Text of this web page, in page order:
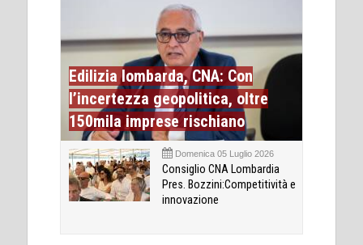
Edilizia lombarda, CNA: Con
l’incertezza geopolitica, oltre
150mila imprese rischiano
Domenica 05 Luglio 2026
Consiglio CNA Lombardia
Pres. Bozzini:Competitività e
innovazione